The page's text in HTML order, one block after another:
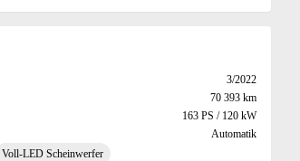
3/2022
70 393 km
163 PS / 120 kW
Automatik
Voll-LED Scheinwerfer